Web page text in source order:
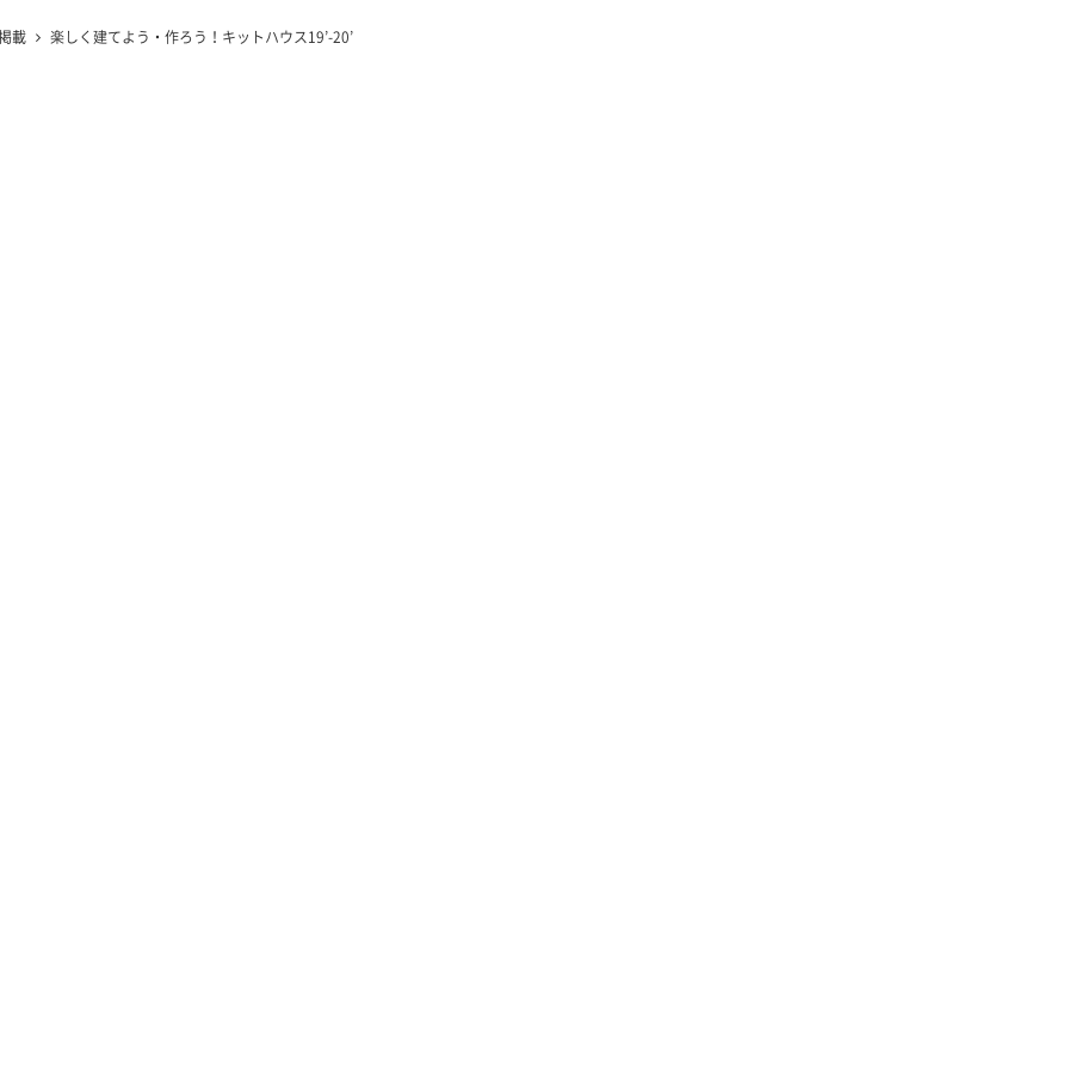
載 楽しく建てよう・作ろう！キットハウス19’-20’